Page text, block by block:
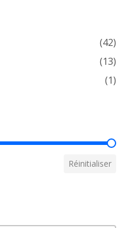
(42)
(13)
(1)
Réinitialiser